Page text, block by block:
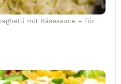
mit Käsesauce – für